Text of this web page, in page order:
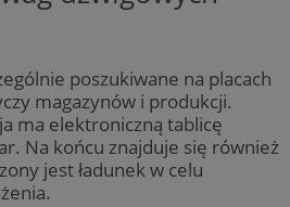
poszukiwane na placach
magazynów i produkcji.
ma elektroniczną tablicę
Na końcu znajduje się również
jest ładunek w celu